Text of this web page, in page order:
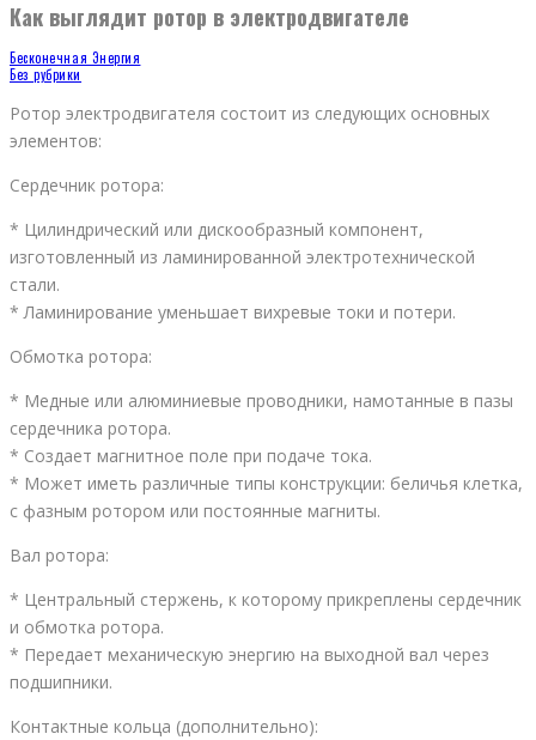
Как выглядит ротор в электродвигателе
Бесконечная Энергия
Без рубрики
Ротор электродвигателя состоит из следующих основных
элементов:
Сердечник ротора:
* Цилиндрический или дискообразный компонент,
изготовленный из ламинированной электротехнической
стали.
* Ламинирование уменьшает вихревые токи и потери.
Обмотка ротора:
* Медные или алюминиевые проводники, намотанные в пазы
сердечника ротора.
* Создает магнитное поле при подаче тока.
* Может иметь различные типы конструкции: беличья клетка,
с фазным ротором или постоянные магниты.
Вал ротора:
* Центральный стержень, к которому прикреплены сердечник
и обмотка ротора.
* Передает механическую энергию на выходной вал через
подшипники.
Контактные кольца (дополнительно):